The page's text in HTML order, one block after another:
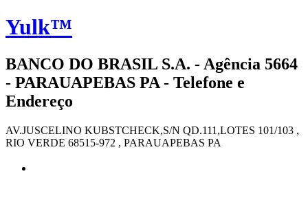
Yulk™
BANCO DO BRASIL S.A. - Agência 5664
- PARAUAPEBAS PA - Telefone e
Endereço
AV.JUSCELINO KUBSTCHECK,S/N QD.111,LOTES 101/103 ,
RIO VERDE 68515-972 , PARAUAPEBAS PA